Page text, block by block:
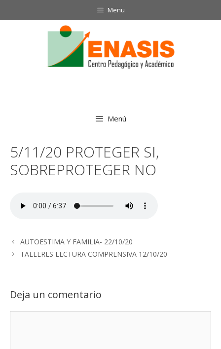
Menu
Menú
5/11/20 PROTEGER SI,
SOBREPROTEGER NO
AUTOESTIMA Y FAMILIA- 22/10/20
TALLERES LECTURA COMPRENSIVA 12/10/20
Deja un comentario